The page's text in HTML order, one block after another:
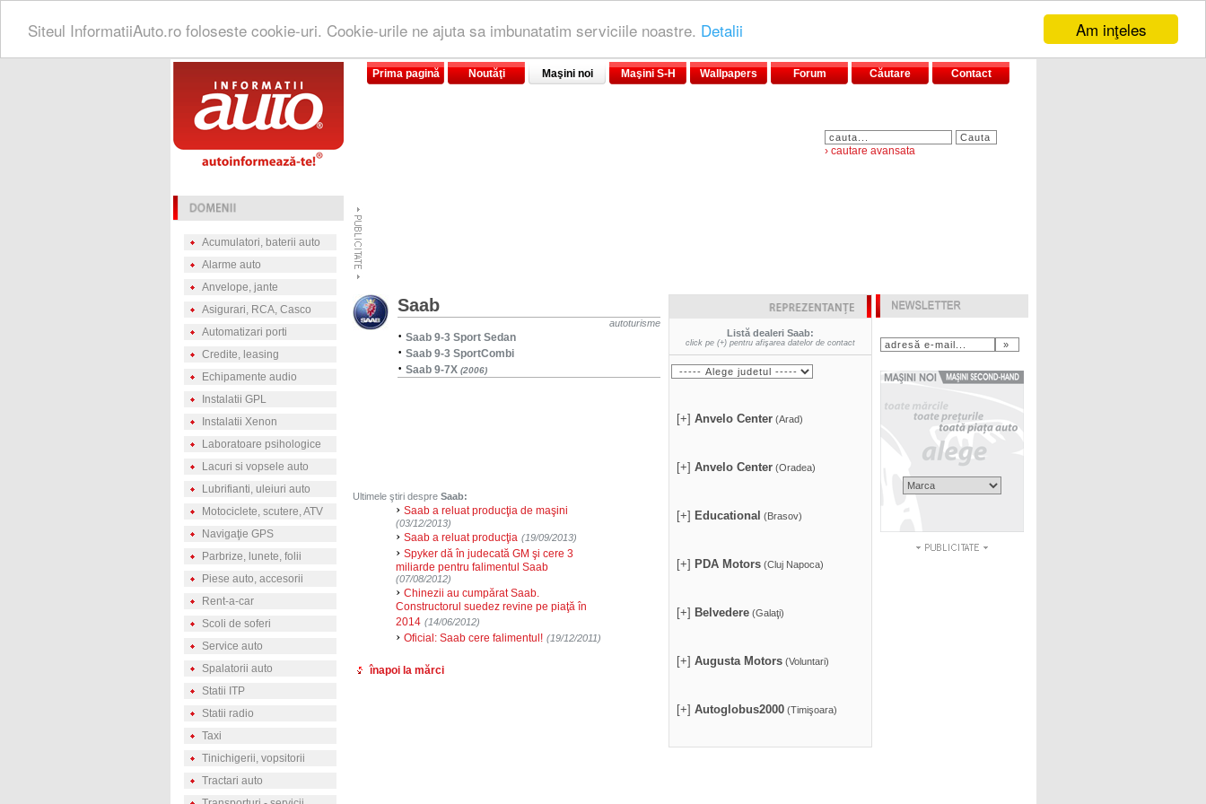
Am inţeles
Siteul InformatiiAuto.ro foloseste cookie-uri. Cookie-urile ne ajuta sa imbunatatim serviciile noastre. Detalii
Prima pagină Noutăţi Maşini noi Maşini S-H Wallpapers Forum Căutare Contact
› cautare avansata
Acumulatori, baterii auto
Alarme auto
Anvelope, jante
Asigurari, RCA, Casco
Automatizari porti
Credite, leasing
Echipamente audio
Instalatii GPL
Instalatii Xenon
Laboratoare psihologice
Lacuri si vopsele auto
Lubrifianti, uleiuri auto
Motociclete, scutere, ATV
Navigaţie GPS
Parbrize, lunete, folii
Piese auto, accesorii
Rent-a-car
Scoli de soferi
Service auto
Spalatorii auto
Statii ITP
Statii radio
Taxi
Tinichigerii, vopsitorii
Tractari auto
Saab
autoturisme
· Saab 9-3 Sport Sedan
· Saab 9-3 SportCombi
· Saab 9-7X (2006)
Ultimele ştiri despre Saab:
› Saab a reluat producţia de maşini
(03/12/2013)
› Saab a reluat producţia (19/09/2013)
› Spyker dă în judecată GM şi cere 3
miliarde pentru falimentul Saab
(07/08/2012)
› Chinezii au cumpărat Saab.
Constructorul suedez revine pe piaţă în
2014 (14/06/2012)
› Oficial: Saab cere falimentul! (19/12/2011)
înapoi la mărci
Listă dealeri Saab:
click pe (+) pentru afişarea datelor de contact
[+] Anvelo Center(Arad)
[+] Anvelo Center(Oradea)
[+] Educational (Brasov)
[+] PDA Motors(Cluj Napoca)
[+] Belvedere(Galaţi)
[+] Augusta Motors(Voluntari)
[+] Autoglobus2000(Timişoara)